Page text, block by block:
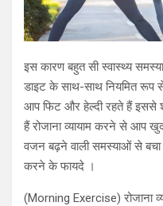
इस कारण बहुत सी स्वास्थ्य
डाइट के साथ-साथ नियमित रूप
आप फिट और हेल्दी रहते हैं इससे
हैं रोजाना व्यायाम करने से आप
वजन बढ़ने वाली समस्याओं से बचा
करने के फायदे ।
(Morning Exercise) रोजाना